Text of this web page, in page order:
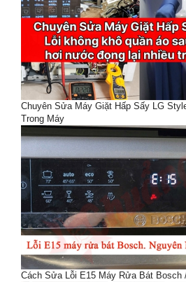
Chuyên Sửa Máy Giặt Hấp Sấy LG
Trong Máy
Cách Sửa Lỗi E15 Máy Rửa Bát Bosch